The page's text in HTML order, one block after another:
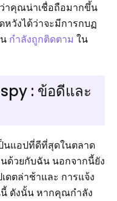
าคุณน่าเชื่อถือมากขึ้น
วังได้ว่าจะมีการกบฏ
กำลังถูกติดตาม ใน
: ข้อดีและ
นแอปที่ดีที่สุดในตลาด
ด้วยกับฉัน นอกจากนี้ยัง
ดตล่าช้าและ การแจ้ง
ดังนั้น หากคุณกำลัง